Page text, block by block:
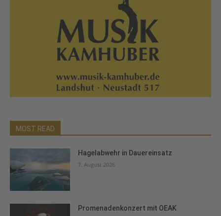
MOST READ
Hagelabwehr in Dauereinsatz
7. August 2026
Promenadenkonzert mit OEAK